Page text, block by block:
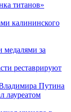
титанов»
калининского
медалями за
реставрируют
Путина
лауреатом